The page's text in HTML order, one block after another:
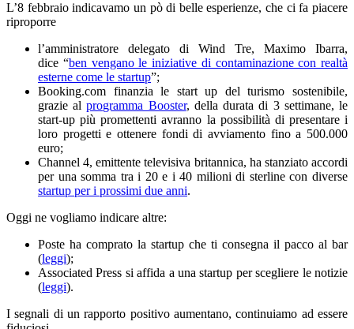
L’8 febbraio indicavamo un pò di belle esperienze, che ci fa piacere
riproporre
l’amministratore delegato di Wind Tre, Maximo Ibarra,
dice “ben vengano le iniziative di contaminazione con realtà
esterne come le startup”;
Booking.com finanzia le start up del turismo sostenibile,
grazie alprogramma Booster, della durata di 3 settimane, le
start-up più promettenti avranno la possibilità di presentare i
loro progetti e ottenere fondi di avviamento fino a 500.000
euro;
Channel 4, emittente televisiva britannica, ha stanziato accordi
per una somma tra i 20 e i 40 milioni di sterline con diverse
startup per i prossimi due anni.
Oggi ne vogliamo indicare altre:
Poste ha comprato la startup che ti consegna il pacco al bar
(leggi);
Associated Press si affida a una startup per scegliere le notizie
(leggi).
I segnali di un rapporto positivo aumentano, continuiamo ad essere